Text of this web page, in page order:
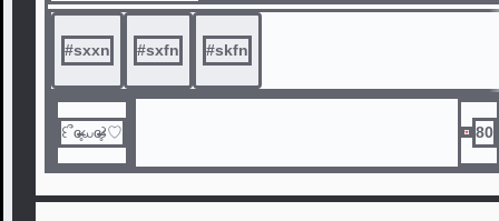
つき、王子様のキスで目を覚まして幸
せになる 。
この後の続きがあるのをみなさんは知
っていますか 。
白雪姫は毒林檎を食べされされた女王
様に復讐をする 。
#sxxn #sxfn #skfn
꒰՞ɞ̴̶̷̥⩊ɞ̴̶̷̥꒱♡ 80